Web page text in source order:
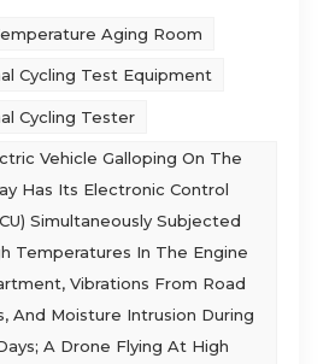
Aging Room
Cycling Test Equipment
Cycling Tester
Vehicle Galloping On The
Has Its Electronic Control
Simultaneously Subjected
Temperatures In The Engine
Vibrations From Road
And Moisture Intrusion During
A Drone Flying At High